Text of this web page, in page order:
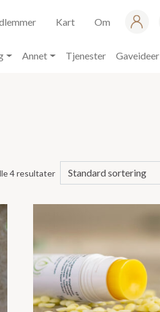
Kart Om
Annet Tjenester Gaveideer
4 resultater